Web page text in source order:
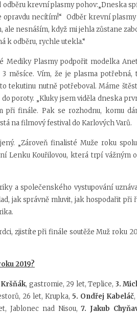
krevní plasmy pohov:„Dneska
opravdu necítím!“ Odběr krevní
ale nesnáším, když mi jehla zůstane
k odběru, rychle utekla.“
Mediky Plasmy podpořit modelka
měsíce. Vím, že je plasma
tekutinu nutně potřeboval. Máme
poroty. „Kluky jsem viděla dneska
finále. Pak se rozhodnu, komu
na filmový festival do Karlových Varů.
„Zároveň finalisté Muže roku
Lenku Kouřilovou, která trpí vážným
a společenského vystupování
jak správně mluvit, jak hospodařit při
zjistíte při finále soutěže Muž roku
2019?
Kršňák, gastromie, 29 let, Teplice, 3.
26 let, Krupka, 5. Ondřej Kabeláč
Jablonec nad Nisou,7. Jakub